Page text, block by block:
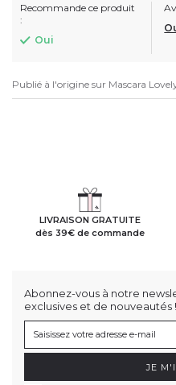
Recommande ce produit
:
Oui
Publié à l'origine sur Mascara
LIVRAISON GRATUITE
dès 39€ de commande
Abonnez-vous à notre
exclusives et de nouveautés !
JE